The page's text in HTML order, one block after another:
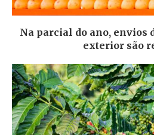
Na parcial do ano, envios
exterior são